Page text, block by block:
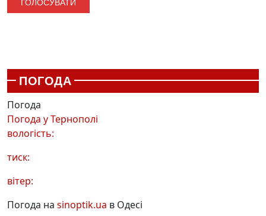
ПОГОДА
Погода
Погода уТернополі
вологість:
тиск:
вітер:
Погода на sinoptik.ua в Одесі